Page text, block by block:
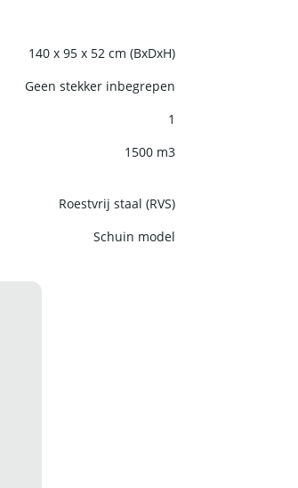
140 x 95 x 52 cm (BxDxH)
Geen stekker inbegrepen
1
1500 m3
Roestvrij staal (RVS)
Schuin model